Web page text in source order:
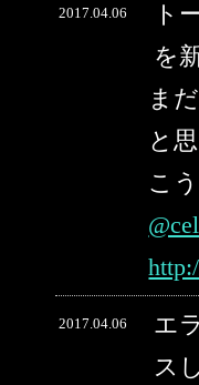
2017.04.06
ト
を
ま
と
こ
2017.04.06
エ
ス